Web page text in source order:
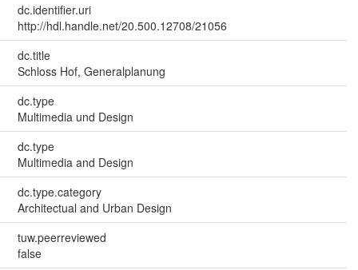
dc.identifier.uri
http://hdl.handle.net/20.500.12708/21056
dc.title
Schloss Hof, Generalplanung
dc.type
Multimedia und Design
dc.type
Multimedia and Design
dc.type.category
Architectual and Urban Design
tuw.peerreviewed
false